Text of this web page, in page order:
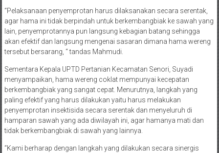
“Pelaksanaan penyemprotan harus dilaksanakan secara serentak,
agar hama ini tidak berpindah untuk berkembangbiak ke sawah yang
lain, penyemprotannya pun langsung kebagian batang sehingga
akan efektif dan langsung mengenai sasaran dimana hama wereng
tersebut bersarang, “ tandas Mahmudi.
Sementara Kepala UPTD Pertanian Kecamatan Senori, Suyadi
menyampaikan, hama wereng coklat mempunyai kecepatan
berkembangbiak yang sangat cepat. Menurutnya, langkah yang
paling efektif yang harus dilakukan yaitu harus melakukan
penyemprotan insektisida secara serentak dan menyeluruh di
hamparan sawah yang ada diwilayah ini, agar hamanya mati dan
tidak berkembangbiak di sawah yang lainnya.
“Kami berharap dengan langkah yang dilakukan secara sinergis